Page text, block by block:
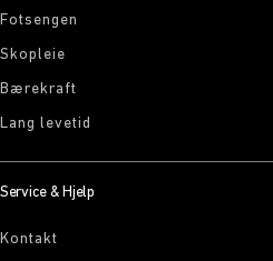
Fotsengen
Skopleie
Bærekraft
Lang levetid
Service & Hjelp
Kontakt